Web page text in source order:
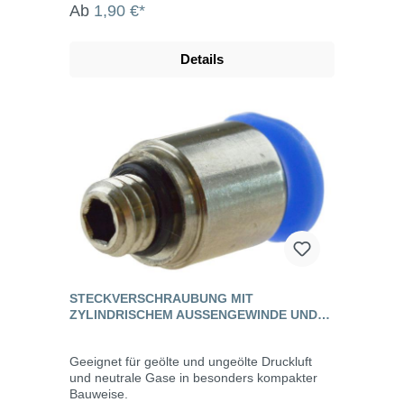
Ab 1,90 €*
Details
STECKVERSCHRAUBUNG MIT
ZYLINDRISCHEM AUSSENGEWINDE UND I
Geeignet für geölte und ungeölte Druckluft
und neutrale Gase in besonders kompakter
Bauweise.